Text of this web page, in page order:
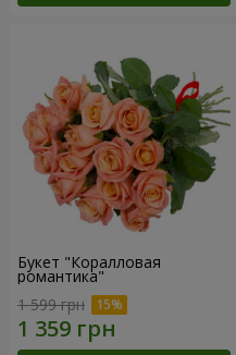
Букет "Коралловая
романтика"
1 599 грн